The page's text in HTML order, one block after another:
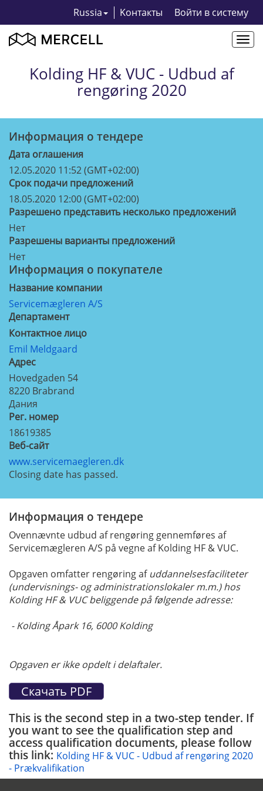
Russia Kонтакты Bойти в систему
Kolding HF & VUC - Udbud af
rengøring 2020
Информация о тендерe
Дата оглашения
12.05.2020 11:52 (GMT+02:00)
Срок подачи предложений
18.05.2020 12:00 (GMT+02:00)
Разрешено представить несколько предложений
Нет
Разрешены варианты предложений
Нет
Информация о покупателе
Название компании
Servicemægleren A/S
Департамент
Контактное лицо
Emil Meldgaard
Aдрес
Hovedgaden 54
8220 Brabrand
Дания
Рег. номер
18619385
Веб-сайт
www.servicemaegleren.dk
Closing date has passed.
Информация о тендере
Ovennævnte udbud af rengøring gennemføres af
Servicemægleren A/S på vegne af Kolding HF & VUC.
Opgaven omfatter rengøring af uddannelsesfaciliteter
(undervisnings- og administrationslokaler m.m.) hos
Kolding HF & VUC beliggende på følgende adresse:
- Kolding Åpark 16, 6000 Kolding
Opgaven er ikke opdelt i delaftaler.
This is the second step in a two-step tender. If
you want to see the qualification step and
access qualification documents, please follow
this link: Kolding HF & VUC - Udbud af rengøring 2020
- Prækvalifikation